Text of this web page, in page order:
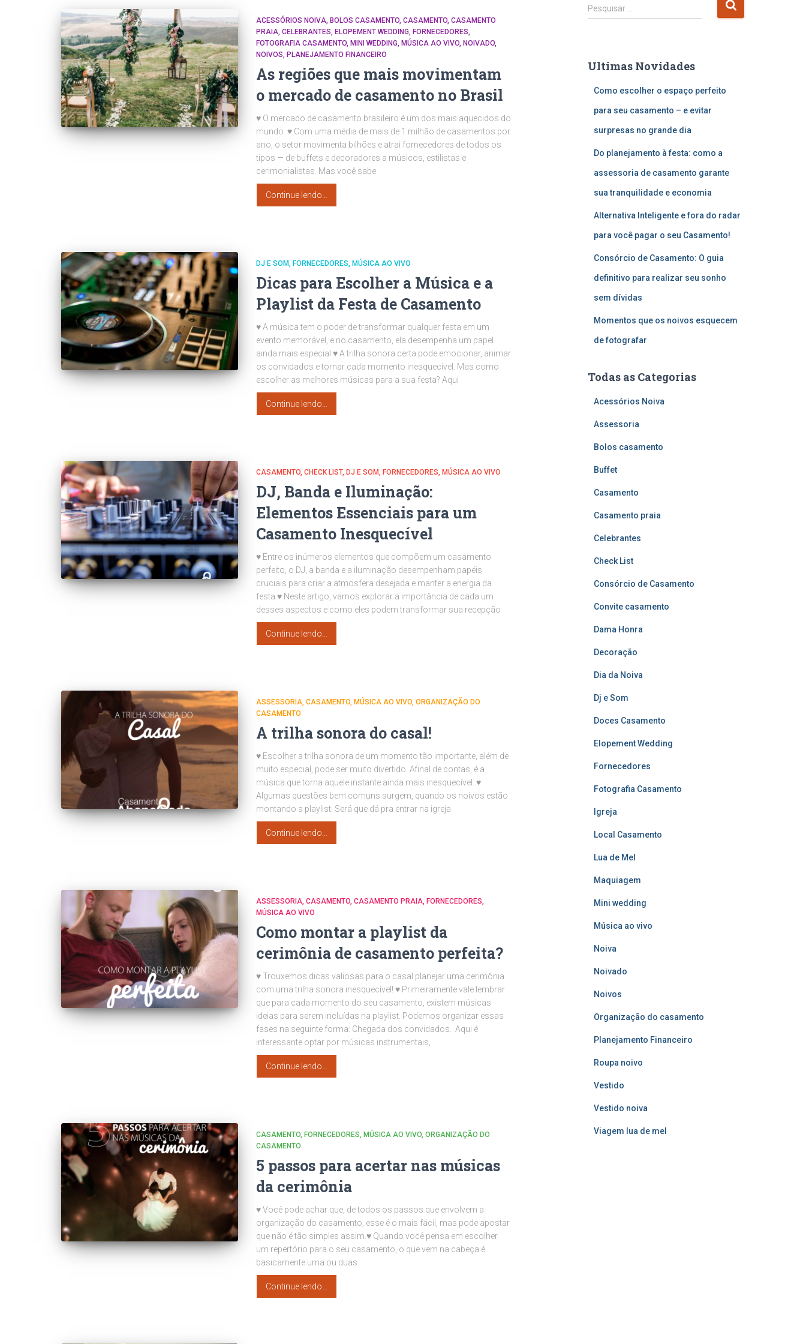
ACESSÓRIOS NOIVA BOLOS CASAMENTO CASAMENTO CASAMENTO
PRAIA CELEBRANTES ELOPEMENT WEDDING FORNECEDORES
FOTOGRAFIA CASAMENTO MINI WEDDING MÚSICA AO VIVO NOIVADO
NOIVOS
PLANEJAMENTO FINANCEIRO
As regiões que mais movimentam
o mercado de casamento no Brasil
♥ O mercado de casamento brasileiro é um dos mais aquecidos do
mundo. ♥ Com uma média de mais de 1 milhão de casamentos por
ano, o setor movimenta bilhões e atrai fornecedores de todos os
tipos — de buffets e decoradores a músicos, estilistas e
cerimonialistas. Mas você sabe
Continue lendo…
DJ E SOM FORNECEDORES MÚSICA AO VIVO
Dicas para Escolher a Música e a
Playlist da Festa de Casamento
♥ A música tem o poder de transformar qualquer festa em um
evento memorável, e no casamento, ela desempenha um papel
ainda mais especial ♥ A trilha sonora certa pode emocionar, animar
os convidados e tornar cada momento inesquecível. Mas como
escolher as melhores músicas para a sua festa? Aqui
Continue lendo…
CASAMENTO CHECK LIST DJ E SOM FORNECEDORES MÚSICA AO VIVO
DJ, Banda e Iluminação:
Elementos Essenciais para um
Casamento Inesquecível
♥ Entre os inúmeros elementos que compõem um casamento
perfeito, o DJ, a banda e a iluminação desempenham papéis
cruciais para criar a atmosfera desejada e manter a energia da
festa ♥ Neste artigo, vamos explorar a importância de cada um
desses aspectos e como eles podem transformar sua recepção
Continue lendo…
ASSESSORIA CASAMENTO MÚSICA AO VIVO ORGANIZAÇÃO DO
CASAMENTO
A trilha sonora do casal!
♥ Escolher a trilha sonora de um momento tão importante, além de
muito especial, pode ser muito divertido. Afinal de contas, é a
música que torna aquele instante ainda mais inesquecível. ♥
Algumas questões bem comuns surgem, quando os noivos estão
montando a playlist. Será que dá pra entrar na igreja
Continue lendo…
ASSESSORIA CASAMENTO CASAMENTO PRAIA FORNECEDORES
MÚSICA AO VIVO
Como montar a playlist da
cerimônia de casamento perfeita?
♥ Trouxemos dicas valiosas para o casal planejar uma cerimônia
com uma trilha sonora inesquecível! ♥ Primeiramente vale lembrar
que para cada momento do seu casamento, existem músicas
ideias para serem incluídas na playlist. Podemos organizar essas
fases na seguinte forma: Chegada dos convidados. Aqui é
interessante optar por músicas instrumentais,
Continue lendo…
CASAMENTO FORNECEDORES MÚSICA AO VIVO ORGANIZAÇÃO DO
CASAMENTO
5 passos para acertar nas músicas
da cerimônia
♥ Você pode achar que, de todos os passos que envolvem a
organização do casamento, esse é o mais fácil, mas pode apostar
que não é tão simples assim.♥ Quando você pensa em escolher
um repertório para o seu casamento, o que vem na cabeça é
basicamente uma ou duas
Continue lendo…
P
e
i
Pesquisar …
Ultimas Novidades
Como escolher o espaço perfeito
para seu casamento – e evitar
surpresas no grande dia
Do planejamento à festa: como a
assessoria de casamento garante
sua tranquilidade e economia
Alternativa Inteligente e fora do radar
para você pagar o seu Casamento!
Consórcio de Casamento: O guia
definitivo para realizar seu sonho
sem dívidas
Momentos que os noivos esquecem
de fotografar
Todas as Categorias
Acessórios Noiva
Assessoria
Bolos casamento
Buffet
Casamento
Casamento praia
Celebrantes
Check List
Consórcio de Casamento
Convite casamento
Dama Honra
Decoração
Dia da Noiva
Dj e Som
Doces Casamento
Elopement Wedding
Fornecedores
Fotografia Casamento
Igreja
Local Casamento
Lua de Mel
Maquiagem
Mini wedding
Música ao vivo
Noiva
Noivado
Noivos
Organização do casamento
Planejamento Financeiro
Roupa noivo
Vestido
Vestido noiva
Viagem lua de mel